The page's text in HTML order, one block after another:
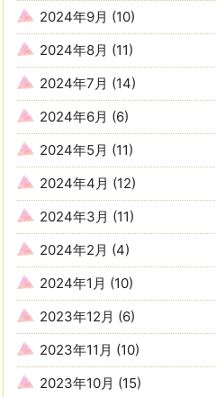
2024年9月 (10)
2024年8月 (11)
2024年7月 (14)
2024年6月 (6)
2024年5月 (11)
2024年4月 (12)
2024年3月 (11)
2024年2月 (4)
2024年1月 (10)
2023年12月 (6)
2023年11月 (10)
2023年10月 (15)